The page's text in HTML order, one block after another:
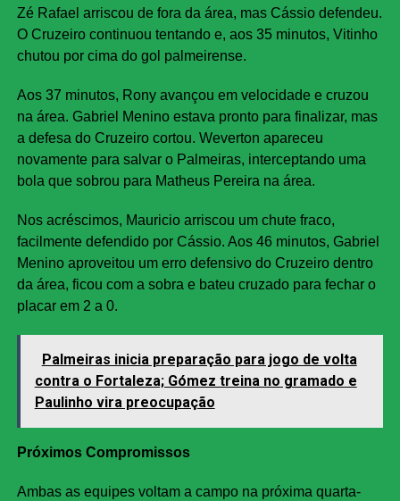
Zé Rafael arriscou de fora da área, mas Cássio defendeu.
O Cruzeiro continuou tentando e, aos 35 minutos, Vitinho
chutou por cima do gol palmeirense.
Aos 37 minutos, Rony avançou em velocidade e cruzou
na área. Gabriel Menino estava pronto para finalizar, mas
a defesa do Cruzeiro cortou. Weverton apareceu
novamente para salvar o Palmeiras, interceptando uma
bola que sobrou para Matheus Pereira na área.
Nos acréscimos, Mauricio arriscou um chute fraco,
facilmente defendido por Cássio. Aos 46 minutos, Gabriel
Menino aproveitou um erro defensivo do Cruzeiro dentro
da área, ficou com a sobra e bateu cruzado para fechar o
placar em 2 a 0.
Palmeiras inicia preparação para jogo de volta
contra o Fortaleza; Gómez treina no gramado e
Paulinho vira preocupação
Próximos Compromissos
Ambas as equipes voltam a campo na próxima quarta-